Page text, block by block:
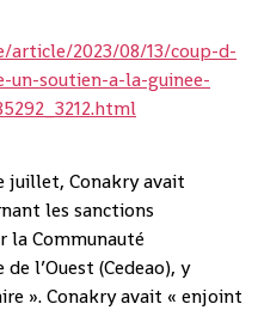
2023/08/13/coup-d-
soutien-a-la-guinee-
juillet, Conakry avait
les sanctions
la Communauté
l’Ouest (Cedeao), y
». Conakry avait « enjoint